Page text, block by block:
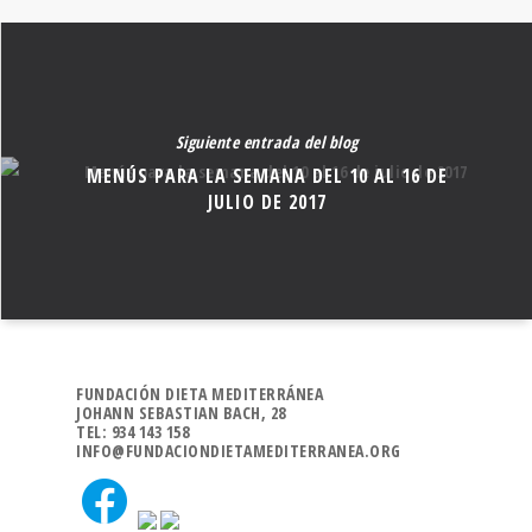
Siguiente entrada del blog
MENÚS PARA LA SEMANA DEL 10 AL 16 DE
JULIO DE 2017
FUNDACIÓN DIETA MEDITERRÁNEA
JOHANN SEBASTIAN BACH, 28
TEL: 934 143 158
INFO@FUNDACIONDIETAMEDITERRANEA.ORG